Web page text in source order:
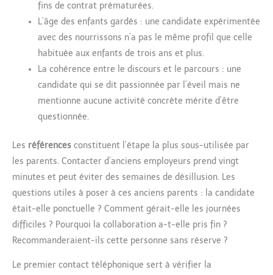
fins de contrat prématurées.
L’âge des enfants gardés : une candidate expérimentée
avec des nourrissons n’a pas le même profil que celle
habituée aux enfants de trois ans et plus.
La cohérence entre le discours et le parcours : une
candidate qui se dit passionnée par l’éveil mais ne
mentionne aucune activité concrète mérite d’être
questionnée.
Les références constituent l’étape la plus sous-utilisée par
les parents. Contacter d’anciens employeurs prend vingt
minutes et peut éviter des semaines de désillusion. Les
questions utiles à poser à ces anciens parents : la candidate
était-elle ponctuelle ? Comment gérait-elle les journées
difficiles ? Pourquoi la collaboration a-t-elle pris fin ?
Recommanderaient-ils cette personne sans réserve ?
Le premier contact téléphonique sert à vérifier la